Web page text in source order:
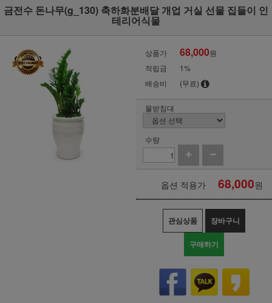
금전수 돈나무(g_130) 축하화분배달 개업 거실 선물 집들이 인
테리어식물
상품가 68,000원
적립금
1%
배송비
(무료)
물받침대
수량
옵션 적용가 68,000원
관심상품 장바구니
구매하기